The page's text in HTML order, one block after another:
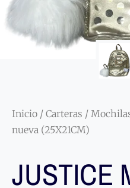
Inicio / Carteras /
nueva (25X21CM)
JUSTICE